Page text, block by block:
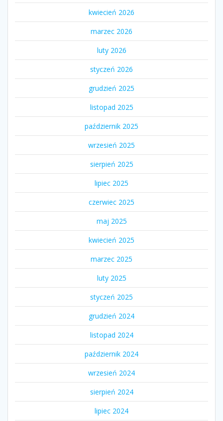
kwiecień 2026
marzec 2026
luty 2026
styczeń 2026
grudzień 2025
listopad 2025
październik 2025
wrzesień 2025
sierpień 2025
lipiec 2025
czerwiec 2025
maj 2025
kwiecień 2025
marzec 2025
luty 2025
styczeń 2025
grudzień 2024
listopad 2024
październik 2024
wrzesień 2024
sierpień 2024
lipiec 2024